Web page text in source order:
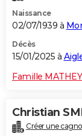
Naissance
02/07/1939 à
Décès
15/01/2025 à
Famille MATHEY
Christian
Créer une